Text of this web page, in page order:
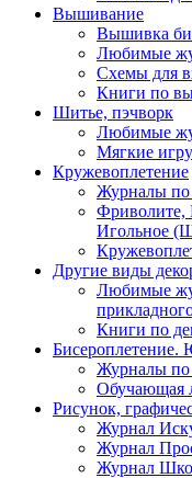
Вышивание
Вышивка
Любимые
Схемы для
Книги по
Шитье, пэчворк
Любимые
Мягкие
Кружевоплетение
Журналы по
Игольное
Другие виды
Любимые
Книги по
Бисероплетение.
Журналы по
Обучающая
Рисунок,
Журнал
Журнал
Журнал